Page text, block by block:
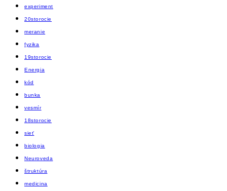
experiment
20storocie
meranie
fyzika
19storocie
Energia
kód
bunka
vesmír
18storocie
sieť
biologia
Neuroveda
štruktúra
medicina